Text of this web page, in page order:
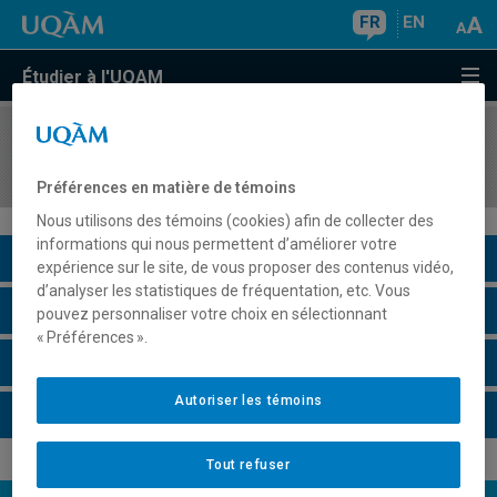
FR EN
Étudier à l'UQAM
COURS//
Description du cours
Horaire - Été 2026
Préférences en matière de témoins
Nous utilisons des témoins (cookies) afin de collecter des
informations qui nous permettent d’améliorer votre
expérience sur le site, de vous proposer des contenus vidéo,
d’analyser les statistiques de fréquentation, etc. Vous
pouvez personnaliser votre choix en sélectionnant
« Préférences ».
Tout refuser
Autoriser les témoins